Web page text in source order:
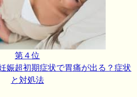
第４位
娠超初期症状で胃痛が出る？症状
と対処法